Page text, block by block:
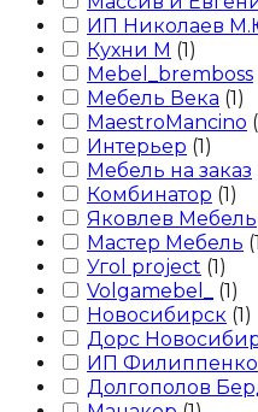
ИП Николаев
Кухни М (1)
Mebel_bremboss
Мебель Века (1)
MaestroMancino (
Интерьер (1)
Мебель на заказ
Комбинатор (1)
Яковлев Мебель
Мастер Мебель (1
Угоl project (1)
Volgamebel_
(1)
Новосибирск (1)
Дорс
ИП Филиппенко
Долгополов